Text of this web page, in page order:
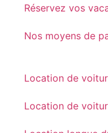
Réservez vos
Nos moyens de
Location de
Location de